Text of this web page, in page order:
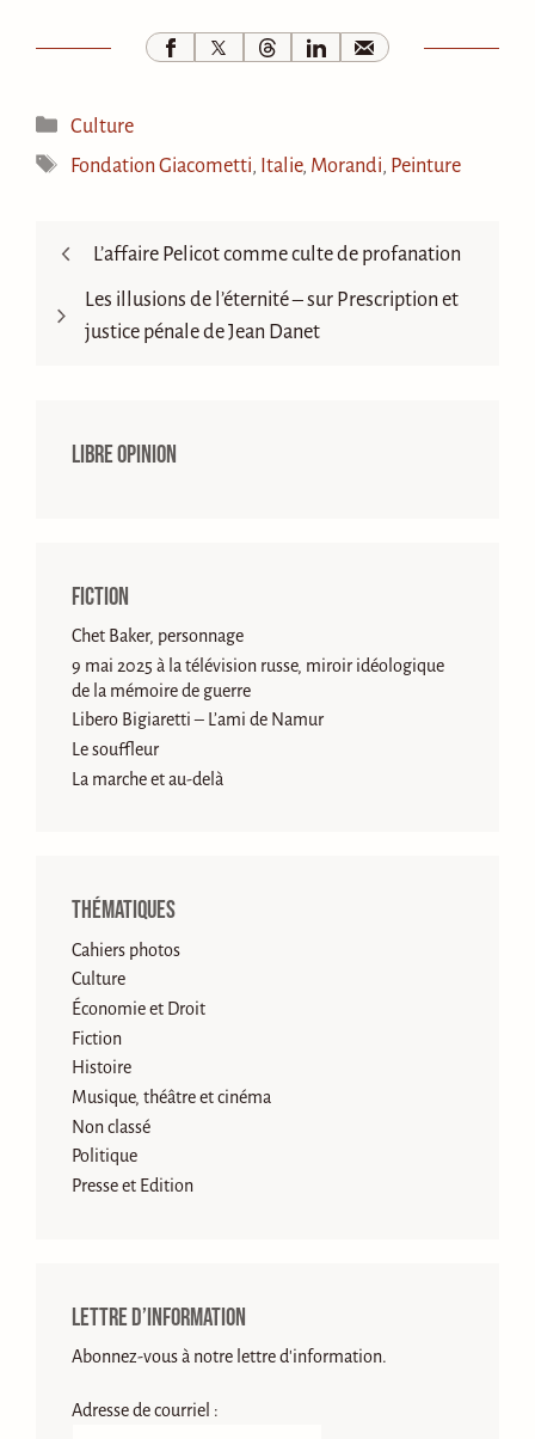
Catégories
Culture
Étiquettes
Fondation Giacometti, Italie, Morandi, Peinture
L’affaire Pelicot comme culte de profanation
Les illusions de l’éternité – sur Prescription et
justice pénale de Jean Danet
Libre opinion
Fiction
Chet Baker, personnage
9 mai 2025 à la télévision russe, miroir idéologique
de la mémoire de guerre
Libero Bigiaretti – L’ami de Namur
Le souffleur
La marche et au-delà
Thématiques
Cahiers photos
Culture
Économie et Droit
Fiction
Histoire
Musique, théâtre et cinéma
Non classé
Politique
Presse et Edition
Lettre d’information
Abonnez-vous à notre lettre d'information.
Adresse de courriel :